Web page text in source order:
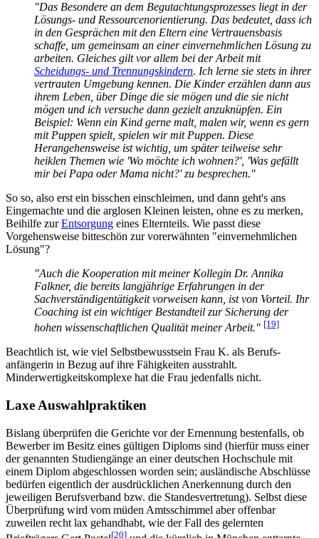
"Das Besondere an dem Begutachtungs­prozesses liegt in der
Lösungs- und Ressourcen­orientierung. Das bedeutet, dass ich
in den Gesprächen mit den Eltern eine Vertrauensbasis
schaffe, um gemeinsam an einer einvernehmlichen Lösung zu
arbeiten. Gleiches gilt vor allem bei der Arbeit mit
Scheidungs- und Trennungs­kindern. Ich lerne sie stets in ihrer
vertrauten Umgebung kennen. Die Kinder erzählen dann aus
ihrem Leben, über Dinge die sie mögen und die sie nicht
mögen und ich versuche dann gezielt anzuknüpfen. Ein
Beispiel: Wenn ein Kind gerne malt, malen wir, wenn es gern
mit Puppen spielt, spielen wir mit Puppen. Diese
Herangehens­weise ist wichtig, um später teilweise sehr
heiklen Themen wie 'Wo möchte ich wohnen?', 'Was gefällt
mir bei Papa oder Mama nicht?' zu besprechen."
So so, also erst ein bisschen einschleimen, und dann geht's ans
Eingemachte und die arglosen Kleinen leisten, ohne es zu merken,
Beihilfe zurEntsorgung eines Elternteils. Wie passt diese
Vorgehensweise bitteschön zur vorerwähnten "einvernehmlichen
Lösung"?
"Auch die Kooperation mit meiner Kollegin Dr. Annika
Falkner, die bereits langjährige Erfahrungen in der
Sachverständigentätigkeit vorweisen kann, ist von Vorteil. Ihr
Coaching ist ein wichtiger Bestandteil zur Sicherung der
hohen wissenschaftlichen Qualität meiner Arbeit." [19]
Beachtlich ist, wie viel Selbstbewusstsein Frau K. als Berufs­
anfängerin in Bezug auf ihre Fähigkeiten ausstrahlt.
Minderwertigkeits­komplexe hat die Frau jedenfalls nicht.
Laxe Auswahlpraktiken
Bislang überprüfen die Gerichte vor der Ernennung bestenfalls, ob
Bewerber im Besitz eines gültigen Diploms sind (hierfür muss einer
der genannten Studiengänge an einer deutschen Hochschule mit
einem Diplom abgeschlossen worden sein; ausländische Abschlüsse
bedürfen eigentlich der ausdrücklichen Anerkennung durch den
jeweiligen Berufsverband bzw. die Standesvertretung). Selbst diese
Überprüfung wird vom müden Amtsschimmel aber offenbar
zuweilen recht lax gehandhabt, wie der Fall des gelernten
[20]